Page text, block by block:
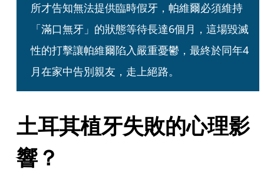
所才告知無法提供臨時假牙，帕維爾必須維持
「滿口無牙」的狀態等待長達6個月，這場毀滅
性的打擊讓帕維爾陷入嚴重憂鬱，最終於同年4
月在家中告別親友，走上絕路。
土耳其植牙失敗的心理影
響？